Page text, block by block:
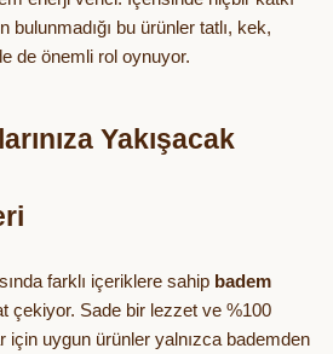
bu ürünler tatlı, kek,
de önemli rol oynuyor.
Yakışacak
farklı içeriklere sahip badem
çekiyor. Sade bir lezzet ve %100
için uygun ürünler yalnızca bademden